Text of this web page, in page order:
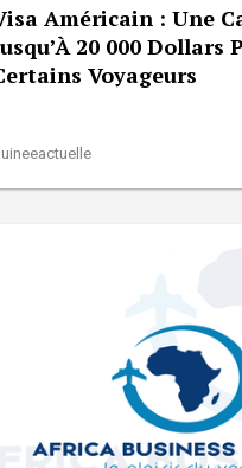
Américain : Une
20 000 Dollars
Voyageurs